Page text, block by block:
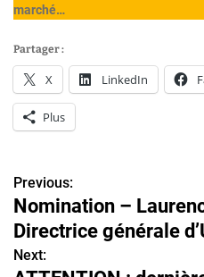
marché…
Partager :
X LinkedIn
Plus
N
a
v
Previous:
Nomination –
Directrice générale
Next: